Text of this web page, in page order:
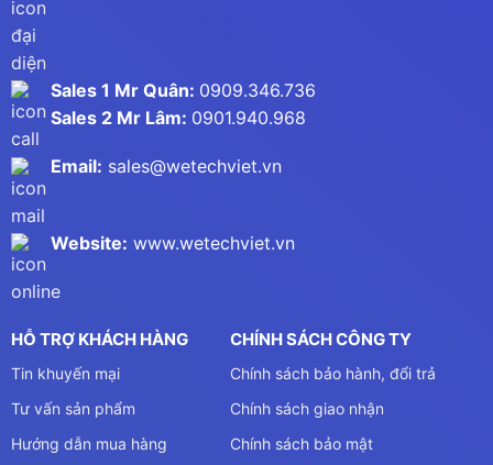
Sales 1 Mr Quân: 0909.346.736
Sales 2 Mr Lâm: 0901.940.968
Email: sales@wetechviet.vn
Website: www.wetechviet.vn
HỖ TRỢ KHÁCH HÀNG
Tin khuyến mại
Tư vấn sản phẩm
Hướng dẫn mua hàng
CHÍNH SÁCH CÔNG TY
Chính sách bảo hành, đổi trả
Chính sách giao nhận
Chính sách bảo mật